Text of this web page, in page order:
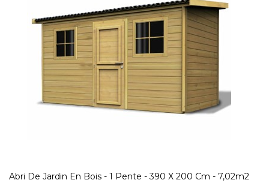
Abri De Jardin En Bois - 1 Pente - 390 X 200 Cm - 7,02m2